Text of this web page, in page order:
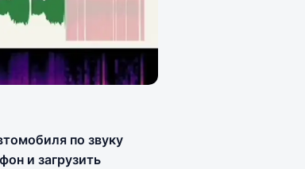
по звуку
и загрузить